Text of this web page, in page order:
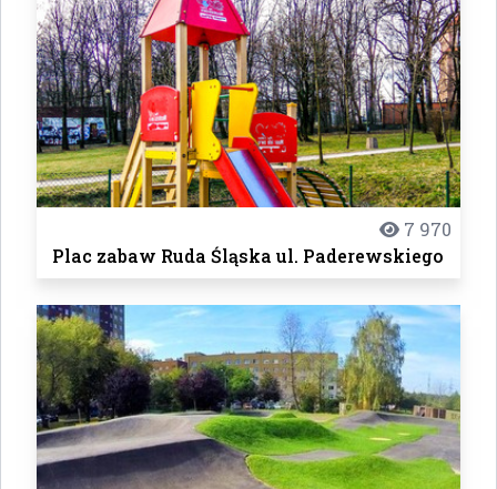
7 970
Plac zabaw Ruda Śląska ul. Paderewskiego